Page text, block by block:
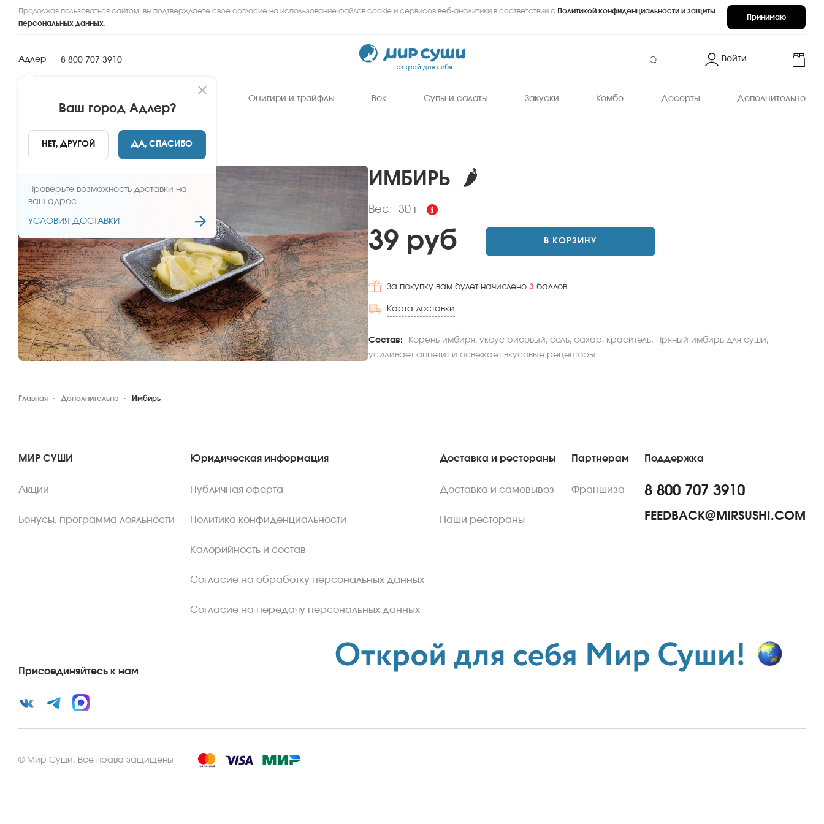
Принимаю
Продолжая пользоваться сайтом, вы подтверждаете свое согласие на использование файлов cookie и сервисов веб-аналитики в соответствии с Политикой конфиденциальности и защиты
персональных данных.
Адлер
Ваш город Адлер?
НЕТ, ДРУГОЙ ДА, СПАСИБО
Проверьте возможность доставки на
ваш адрес
УСЛОВИЯ ДОСТАВКИ
8 800 707 3910
-
заказать
вкусные
на
Войти
Онигири и трайфлы Вок Супы и салаты Закуски Комбо Десерты Дополнительно
НАЗАД
ИМБИРЬ 🌶
Вес: 30 г
ценность:
30
Вес, г
3.3
Углеводы,
39 руб В КОРЗИНУ
За покупку вам будет начислено 3 баллов
Карта доставки
Состав:
Корень имбиря, уксус рисовый, соль, сахар, краситель. Пряный имбирь для суши,
усиливает аппетит и освежает вкусовые рецепторы
Главная Дополнительно Имбирь
МИР СУШИ
Акции
Бонусы, программа лояльности
Юридическая информация
Публичная оферта
Политика конфиденциальности
Калорийность и состав
Согласие на обработку персональных данных
Согласие на передачу персональных данных
Доставка и рестораны
Доставка и самовывоз
Наши рестораны
Партнерам
Франшиза
Поддержка
8 800 707 3910
FEEDBACK@MIRSUSHI.COM
Присоединяйтесь к нам
© Мир Суши. Все права защищены